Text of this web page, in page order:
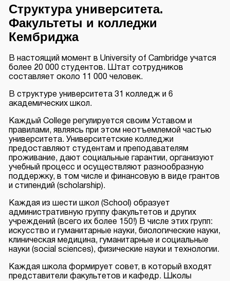
Структура университета.
Факультеты и колледжи
Кембриджа
В настоящий момент в University of Cambridge учатся
более 20 000 студентов. Штат сотрудников
составляет около 11 000 человек.
В структуре университета 31 колледж и 6
академических школ.
Каждый College регулируется своим Уставом и
правилами, являясь при этом неотъемлемой частью
университета. Университетские колледжи
предоставляют студентам и преподавателям
проживание, дают социальные гарантии, организуют
учебный процесс и осуществляют разнообразную
поддержку, в том числе и финансовую в виде грантов
и стипендий (scholarship).
Каждая из шести школ (School) образует
административную группу факультетов и других
учреждений (всего их более 150!) В числе этих групп:
искусство и гуманитарные науки, биологические науки,
клиническая медицина, гуманитарные и социальные
науки (social sciences), физические науки и технологии.
Каждая школа формирует совет, в который входят
представители факультетов и кафедр. Школы